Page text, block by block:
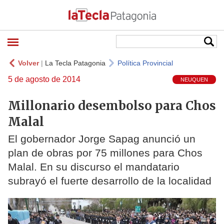
Volver| La Tecla Patagonia Política Provincial
5 de agosto de 2014 NEUQUEN
Millonario desembolso para Chos
Malal
El gobernador Jorge Sapag anunció un
plan de obras por 75 millones para Chos
Malal. En su discurso el mandatario
subrayó el fuerte desarrollo de la localidad